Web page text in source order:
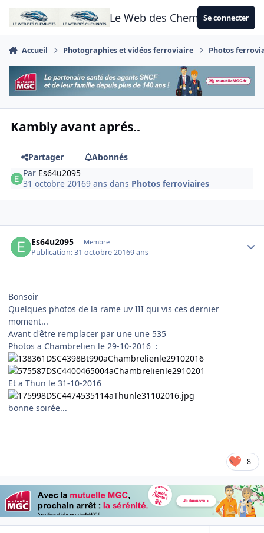
Aller au contenu
Le Web des CheminotsSe connecter
Accueil Photographies et vidéos ferroviaire Photos
Kambly avant aprés..
Partager
Abonnés
Par Es64u2095
31 octobre 20169 ans dans Photos ferroviaires
Es64u2095 Membre
Publication:31 octobre 20169 ans
Bonsoir
Quelques photos de la rame uv III qui vis ces dernier
moment...
Avant d'être remplacer par une une 535
Photos a Chambrelien le 29-10-2016 :
Et a Thun le 31-10-2016
bonne soirée...
8